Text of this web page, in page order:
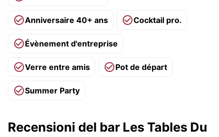
Anniversaire 40+ ans Cocktail pro.
Évènement d'entreprise
Verre entre amis Pot de départ
Summer Party
Recensioni del bar Les Tables Du